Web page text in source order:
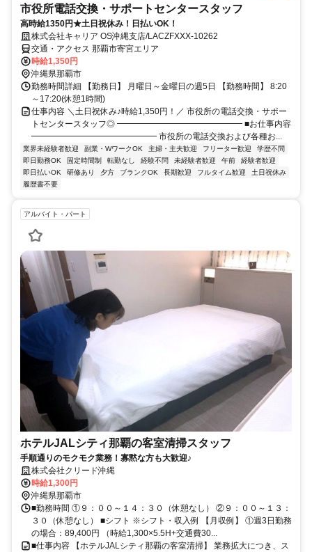
市役所電話交換・サポートセンタースタッフ
高時給1350円★土日祝休み！日払いOK！
株式会社キャリア OS沖縄支店/LACZFXXX-10262
交通・アクセス 那覇市寄宮エリア
時給1,350円
沖縄県那覇市
勤務時間詳細 【勤務日】 月曜日～金曜日の週5日 【勤務時間】 8:20
～17:20(休憩1時間)
仕事内容 ＼土日祝休み♪時給1,350円！／ 市役所の電話交換・サポー
トセンタースタッフ◎ ━━━━━━━━━━━━━━━ ■お仕事内容
━━━━━━━━━━━━━━━ 市役所の電話交換および各種お...
業界未経験者歓迎 副業・WワークOK 主婦・主夫歓迎 フリーター歓迎
学歴不問
即日勤務OK
固定時間制 転勤なし 経験不問 未経験者歓迎 午前
経験者歓迎
即日払いOK
研修あり 夕方 ブランクOK 長期歓迎 フルタイム歓迎
土日祝休み
履歴書不要
アルバイト・パート
ホテルJALシティ那覇の客室清掃スタッフ
手順通りのモクモク業務！寡黙な方も大歓迎♪
株式会社クリード沖縄
時給1,300円
沖縄県那覇市
■勤務時間 ①９：００～１４：３０（休憩なし） ②９：００～１３：
３０（休憩なし） ■シフト ※シフト・収入例 【月収例】 ①週3日勤務
の場合：89,400円 （時給1,300×5.5H+交通費30...
■仕事内容 【ホテルJALシティ那覇の客室清掃】 業務拡大につき、ス